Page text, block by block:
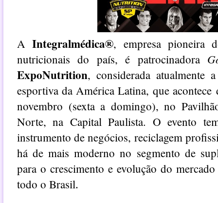
A Integralmédica®, empresa pioneira
nutricionais do país, é patrocinadora
ExpoNutrition, considerada atualmente
esportiva da América Latina, que
novembro (sexta a domingo), no
Norte, na Capital Paulista. O evento
instrumento de negócios, reciclagem
há de mais moderno no segmento de
para o crescimento e evolução do
todo o Brasil.